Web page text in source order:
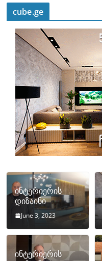
cube.ge
ინტერიერის
დიზაინი
June 3, 2023
ინტერიერის